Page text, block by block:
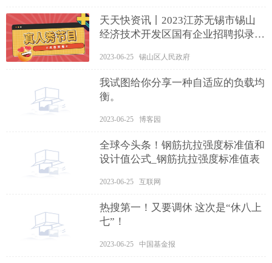
天天快资讯丨2023江苏无锡市锡山
经济技术开发区国有企业招聘拟录用
2023-06-25 锡山区人民政府
我试图给你分享一种自适应的负载均
衡。
2023-06-25 博客园
全球今头条！钢筋抗拉强度标准值和
设计值公式_钢筋抗拉强度标准值表
2023-06-25 互联网
热搜第一！又要调休 这次是“休八上
七”！
2023-06-25 中国基金报